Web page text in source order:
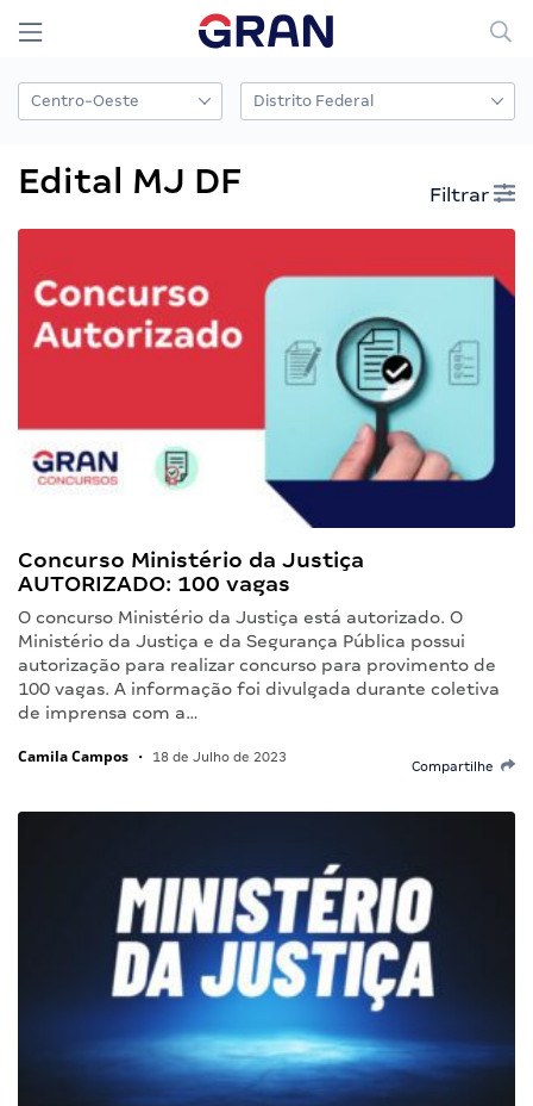
Edital MJ DF Filtrar
Concurso Ministério da Justiça
AUTORIZADO: 100 vagas
O concurso Ministério da Justiça está autorizado. O
Ministério da Justiça e da Segurança Pública possui
autorização para realizar concurso para provimento de
100 vagas. A informação foi divulgada durante coletiva
de imprensa com a…
Camila Campos • 18 de Julho de 2023
Compartilhe